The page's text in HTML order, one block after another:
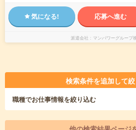
気になる! 応募へ進む
派遣会社 マンパワーグループ
検索条件を追加して
職種でお仕事情報を絞り込む